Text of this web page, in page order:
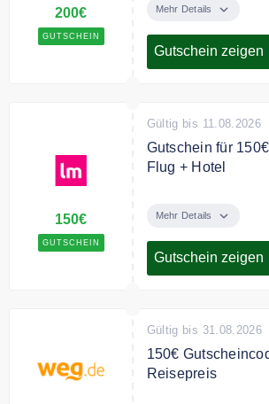
200€
GUTSCHEIN
Gutscheincode
Bedingungen
August.
Mehr Details
Gutschein zeigen
150€
GUTSCHEIN
Gültig bis 11.08.2026
Gutschein für
Flug + Hotel
Gutscheincode
Flug + Hotel
Bedingungen
Mehr Details
Gutschein zeigen
Gültig bis 31.08.2026
150€
Reisepreis